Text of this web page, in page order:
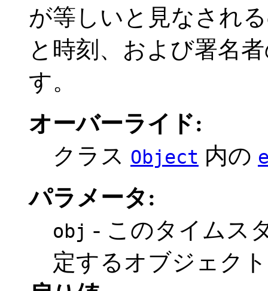
が等しいと見なされ
と時刻、および署名
す。
オーバーライド:
クラス Object 内の
パラメータ:
obj - このタイムス
定するオブジェクト